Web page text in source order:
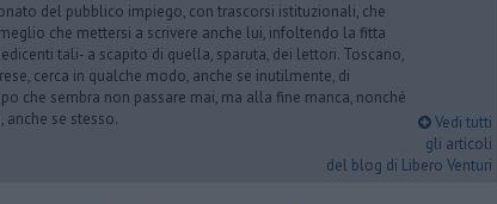
del pubblico impiego, con trascorsi istituzionali, che
che mettersi a scrivere anche lui, infoltendo la fitta
tali- a scapito di quella, sparuta, dei lettori. Toscano,
cerca in qualche modo, anche se inutilmente, di
che sembra non passare mai, ma alla fine manca, nonché
anche se stesso.
Vedi tutti
gli articoli
del blog di Libero Venturi